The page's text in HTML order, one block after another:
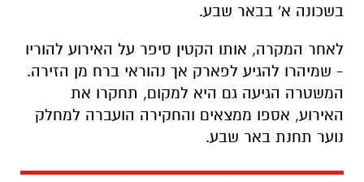
בשכונה א' בבאר שבע.
לאחר המקרה, אותו הקטין סיפר על האירוע להוריו
- שמיהרו להגיע לפארק אך נהוראי ברח מן הזירה.
המשטרה הגיעה גם היא למקום, תחקרו את
האירוע, אספו ממצאים והחקירה הועברה למחלק
נוער תחנת באר שבע.